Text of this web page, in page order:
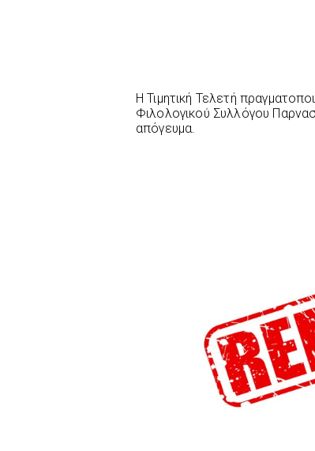
Η Τιμητική Τελετή
Φιλολογικού Συλλόγου
απόγευμα.